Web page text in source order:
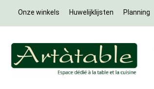
Onze winkels Huwelijklijsten Planning